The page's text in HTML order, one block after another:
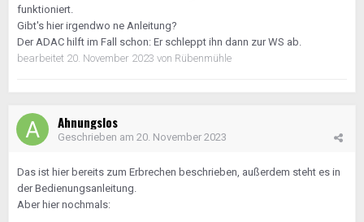
funktioniert.
Gibt's hier irgendwo ne Anleitung?
Der ADAC hilft im Fall schon: Er schleppt ihn dann zur WS ab.
bearbeitet 20. November 2023 von Rübenmühle
Ahnungslos
Geschrieben am 20. November 2023
Das ist hier bereits zum Erbrechen beschrieben, außerdem steht es in
der Bedienungsanleitung.
Aber hier nochmals: